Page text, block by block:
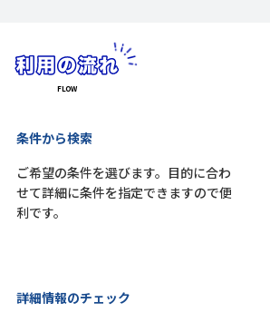
条件から検索
ご希望の条件を選びます。目的に合わ
せて詳細に条件を指定できますので便
利です。
詳細情報のチェック